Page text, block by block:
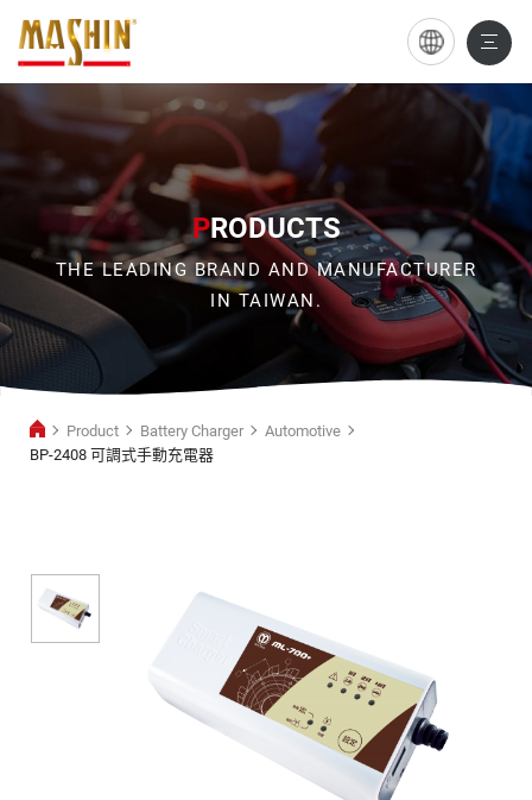
BP-
2408
可
式
手
充
電
PRODUCTS
THE LEADING BRAND AND MANUFACTURER
IN TAIWAN.
Product Battery Charger
Automotive
BP-2408 可調式手動充電器